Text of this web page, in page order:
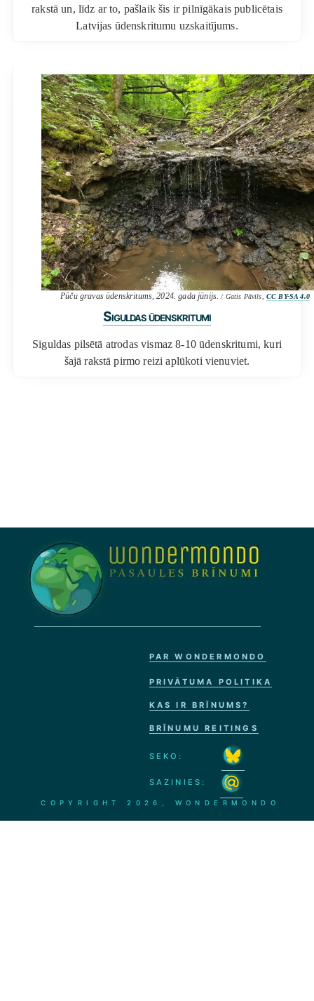
rakstā un, līdz ar to, pašlaik šis ir pilnīgākais publicētais
Latvijas ūdenskritumu uzskaitījums.
Pūču gravas ūdenskritums, 2024. gada jūnijs./ Gatis Pāvils, CC BY-SA 4.0
Siguldas ūdenskritumi
Siguldas pilsētā atrodas vismaz 8-10 ūdenskritumi, kuri
šajā rakstā pirmo reizi aplūkoti vienuviet.
PAR WONDERMONDO
PRIVĀTUMA POLITIKA
KAS IR BRĪNUMS?
BRĪNUMU REITINGS
SEKO:
SAZINIES:
COPYRIGHT2026, WONDERMONDO